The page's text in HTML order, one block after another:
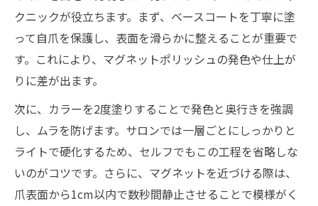
クニックが役立ちます。まず、ベースコートを丁寧に塗
って自爪を保護し、表面を滑らかに整えることが重要で
す。これにより、マグネットポリッシュの発色や仕上が
りに差が出ます。
次に、カラーを2度塗りすることで発色と奥行きを強調
し、ムラを防げます。サロンでは一層ごとにしっかりと
ライトで硬化するため、セルフでもこの工程を省略しな
いのがコツです。さらに、マグネットを近づける際は、
爪表面から1cm以内で数秒間静止させることで模様がく